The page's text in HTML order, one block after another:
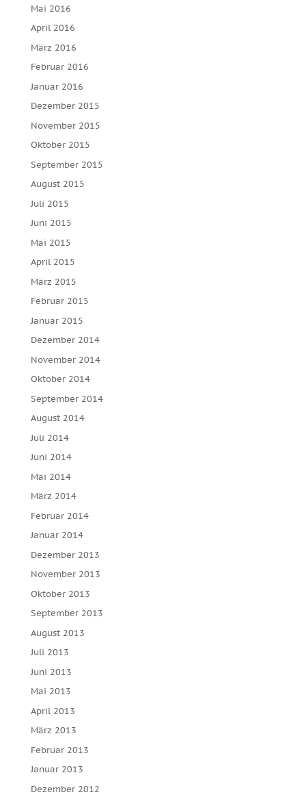
Mai 2016
April 2016
März 2016
Februar 2016
Januar 2016
Dezember 2015
November 2015
Oktober 2015
September 2015
August 2015
Juli 2015
Juni 2015
Mai 2015
April 2015
März 2015
Februar 2015
Januar 2015
Dezember 2014
November 2014
Oktober 2014
September 2014
August 2014
Juli 2014
Juni 2014
Mai 2014
März 2014
Februar 2014
Januar 2014
Dezember 2013
November 2013
Oktober 2013
September 2013
August 2013
Juli 2013
Juni 2013
Mai 2013
April 2013
März 2013
Februar 2013
Januar 2013
Dezember 2012